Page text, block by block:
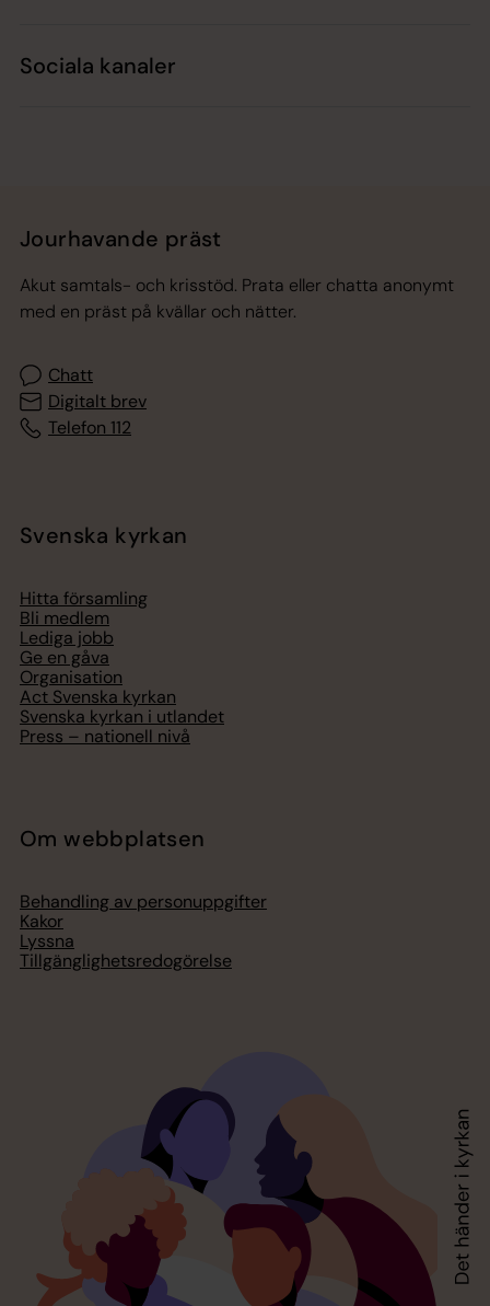
Sociala kanaler
Jourhavande präst
Akut samtals- och krisstöd. Prata eller chatta anonymt
med en präst på kvällar och nätter.
Chatt
Digitalt brev
Telefon 112
Svenska kyrkan
Hitta församling
Bli medlem
Lediga jobb
Ge en gåva
Organisation
Act Svenska kyrkan
Svenska kyrkan i utlandet
Press – nationell nivå
Om webbplatsen
Behandling av personuppgifter
Kakor
Lyssna
Tillgänglighetsredogörelse